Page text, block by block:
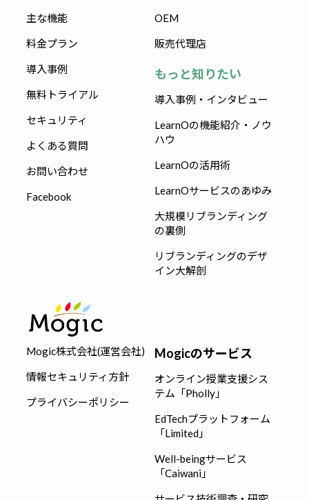
主な機能
料金プラン
導入事例
無料トライアル
セキュリティ
よくある質問
お問い合わせ
Facebook
OEM
販売代理店
もっと知りたい
導入事例・インタビュー
LearnOの機能紹介・ノウ
ハウ
LearnOの活用術
LearnOサービスのあゆみ
大規模リブランディング
の裏側
リブランディングのデザ
イン大解剖
Mogic株式会社(運営会社)
情報セキュリティ方針
プライバシーポリシー
Mogicのサービス
オンライン授業支援シス
テム「Pholly」
EdTechプラットフォーム
「Limited」
Well-beingサービス
「Caiwani」